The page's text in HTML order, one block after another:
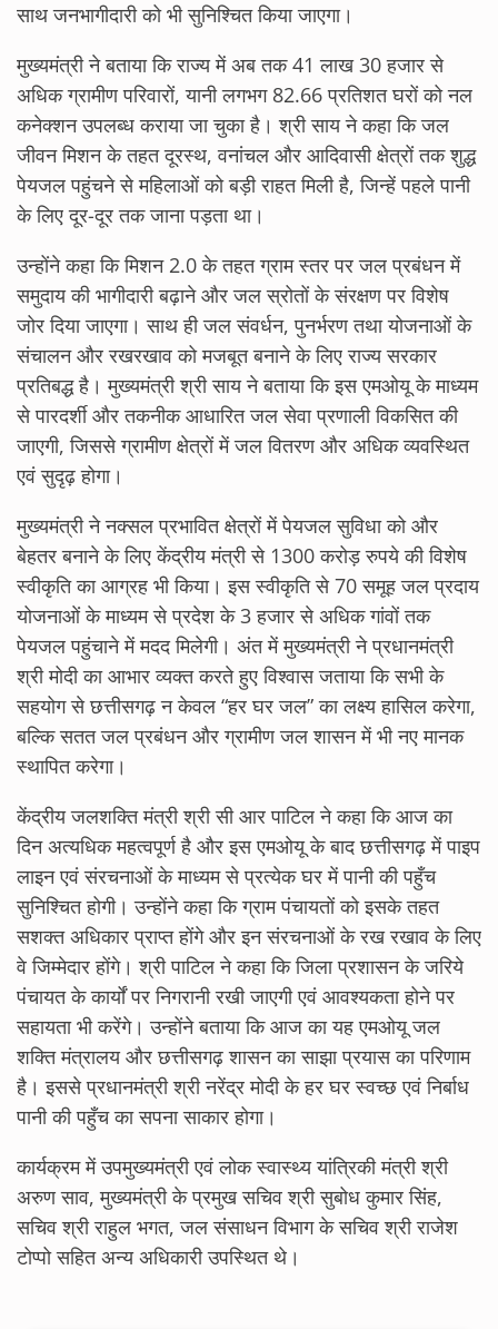
साथ जनभागीदारी को भी सुनिश्चित किया जाएगा।
मुख्यमंत्री ने बताया कि राज्य में अब तक 41 लाख 30 हजार से
अधिक ग्रामीण परिवारों, यानी लगभग 82.66 प्रतिशत घरों को नल
कनेक्शन उपलब्ध कराया जा चुका है। श्री साय ने कहा कि जल
जीवन मिशन के तहत दूरस्थ, वनांचल और आदिवासी क्षेत्रों तक शुद्ध
पेयजल पहुंचने से महिलाओं को बड़ी राहत मिली है, जिन्हें पहले पानी
के लिए दूर-दूर तक जाना पड़ता था।
उन्होंने कहा कि मिशन 2.0 के तहत ग्राम स्तर पर जल प्रबंधन में
समुदाय की भागीदारी बढ़ाने और जल स्रोतों के संरक्षण पर विशेष
जोर दिया जाएगा। साथ ही जल संवर्धन, पुनर्भरण तथा योजनाओं के
संचालन और रखरखाव को मजबूत बनाने के लिए राज्य सरकार
प्रतिबद्ध है। मुख्यमंत्री श्री साय ने बताया कि इस एमओयू के माध्यम
से पारदर्शी और तकनीक आधारित जल सेवा प्रणाली विकसित की
जाएगी, जिससे ग्रामीण क्षेत्रों में जल वितरण और अधिक व्यवस्थित
एवं सुदृढ़ होगा।
मुख्यमंत्री ने नक्सल प्रभावित क्षेत्रों में पेयजल सुविधा को और
बेहतर बनाने के लिए केंद्रीय मंत्री से 1300 करोड़ रुपये की विशेष
स्वीकृति का आग्रह भी किया। इस स्वीकृति से 70 समूह जल प्रदाय
योजनाओं के माध्यम से प्रदेश के 3 हजार से अधिक गांवों तक
पेयजल पहुंचाने में मदद मिलेगी। अंत में मुख्यमंत्री ने प्रधानमंत्री
श्री मोदी का आभार व्यक्त करते हुए विश्वास जताया कि सभी के
सहयोग से छत्तीसगढ़ न केवल “हर घर जल” का लक्ष्य हासिल करेगा,
बल्कि सतत जल प्रबंधन और ग्रामीण जल शासन में भी नए मानक
स्थापित करेगा।
केंद्रीय जलशक्ति मंत्री श्री सी आर पाटिल ने कहा कि आज का
दिन अत्यधिक महत्वपूर्ण है और इस एमओयू के बाद छत्तीसगढ़ में पाइप
लाइन एवं संरचनाओं के माध्यम से प्रत्येक घर में पानी की पहुँच
सुनिश्चित होगी। उन्होंने कहा कि ग्राम पंचायतों को इसके तहत
सशक्त अधिकार प्राप्त होंगे और इन संरचनाओं के रख रखाव के लिए
वे जिम्मेदार होंगे। श्री पाटिल ने कहा कि जिला प्रशासन के जरिये
पंचायत के कार्यों पर निगरानी रखी जाएगी एवं आवश्यकता होने पर
सहायता भी करेंगे। उन्होंने बताया कि आज का यह एमओयू जल
शक्ति मंत्रालय और छत्तीसगढ़ शासन का साझा प्रयास का परिणाम
है। इससे प्रधानमंत्री श्री नरेंद्र मोदी के हर घर स्वच्छ एवं निर्बाध
पानी की पहुँच का सपना साकार होगा।
कार्यक्रम में उपमुख्यमंत्री एवं लोक स्वास्थ्य यांत्रिकी मंत्री श्री
अरुण साव, मुख्यमंत्री के प्रमुख सचिव श्री सुबोध कुमार सिंह,
सचिव श्री राहुल भगत, जल संसाधन विभाग के सचिव श्री राजेश
टोप्पो सहित अन्य अधिकारी उपस्थित थे।